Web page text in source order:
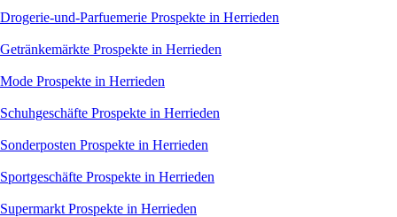
Drogerie-und-Parfuemerie Prospekte in Herrieden
Getränkemärkte Prospekte in Herrieden
Mode Prospekte in Herrieden
Schuhgeschäfte Prospekte in Herrieden
Sonderposten Prospekte in Herrieden
Sportgeschäfte Prospekte in Herrieden
Supermarkt Prospekte in Herrieden